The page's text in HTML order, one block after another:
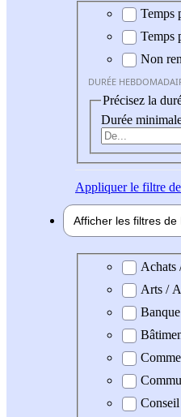
Durée
Temps
Temps
Non
DURÉE
Précisez la
Durée
Appliquerle filtre de
Afficher les filtres de
Domaine Achats
Arts /